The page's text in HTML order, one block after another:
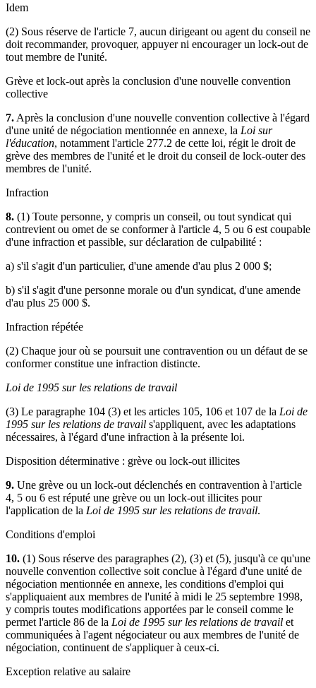
Idem
(2) Sous réserve de l'article 7, aucun dirigeant ou agent du conseil ne
doit recommander, provoquer, appuyer ni encourager un lock-out de
tout membre de l'unité.
Grève et lock-out après la conclusion d'une nouvelle convention
collective
7. Après la conclusion d'une nouvelle convention collective à l'égard
d'une unité de négociation mentionnée en annexe, la Loi sur
l'éducation, notamment l'article 277.2 de cette loi, régit le droit de
grève des membres de l'unité et le droit du conseil de lock-outer des
membres de l'unité.
Infraction
8. (1) Toute personne, y compris un conseil, ou tout syndicat qui
contrevient ou omet de se conformer à l'article 4, 5 ou 6 est coupable
d'une infraction et passible, sur déclaration de culpabilité :
a) s'il s'agit d'un particulier, d'une amende d'au plus 2 000 $;
b) s'il s'agit d'une personne morale ou d'un syndicat, d'une amende
d'au plus 25 000 $.
Infraction répétée
(2) Chaque jour où se poursuit une contravention ou un défaut de se
conformer constitue une infraction distincte.
Loi de 1995 sur les relations de travail
(3) Le paragraphe 104 (3) et les articles 105, 106 et 107 de la Loi de
1995 sur les relations de travail s'appliquent, avec les adaptations
nécessaires, à l'égard d'une infraction à la présente loi.
Disposition déterminative : grève ou lock-out illicites
9. Une grève ou un lock-out déclenchés en contravention à l'article
4, 5 ou 6 est réputé une grève ou un lock-out illicites pour
l'application de la Loi de 1995 sur les relations de travail.
Conditions d'emploi
10. (1) Sous réserve des paragraphes (2), (3) et (5), jusqu'à ce qu'une
nouvelle convention collective soit conclue à l'égard d'une unité de
négociation mentionnée en annexe, les conditions d'emploi qui
s'appliquaient aux membres de l'unité à midi le 25 septembre 1998,
y compris toutes modifications apportées par le conseil comme le
permet l'article 86 de la Loi de 1995 sur les relations de travail et
communiquées à l'agent négociateur ou aux membres de l'unité de
négociation, continuent de s'appliquer à ceux-ci.
Exception relative au salaire